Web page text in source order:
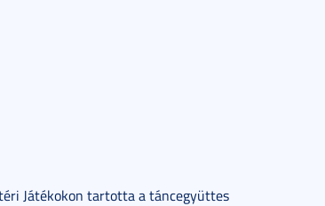
Játékokon tartotta a táncegyüttes